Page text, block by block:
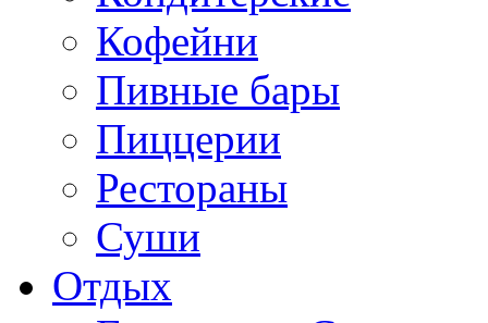
Кофейни
Пивные бары
Пиццерии
Рестораны
Суши
Отдых